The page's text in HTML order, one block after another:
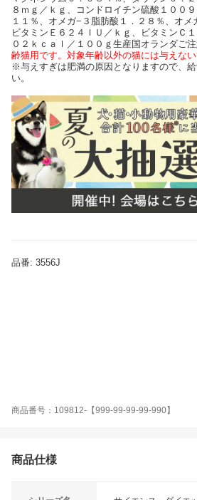
８ｍｇ／ｋｇ、コンドロイチン硫酸１００
１１％、オメガ−３脂肪酸１．２８％、オメ
ビタミンＥ６２４ＩＵ／ｋｇ、ビタミンＣ
０２ｋｃａｌ／１００ｇ生産国オランダご
齢猫用です。対象年齢以外の猫には与えない
※与えすぎは肥満の原因となりますので、
い。
品番: 3556J
商品番号：109812-【999-99-99-99-990】
商品仕様